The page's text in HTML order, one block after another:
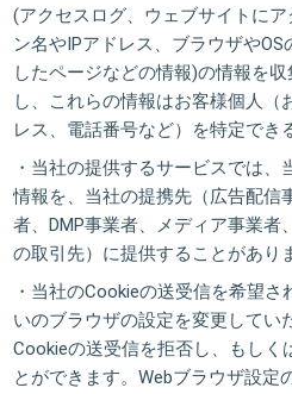
(アクセスログ、ウェブサイトに
ン名やIPアドレス、ブラウザや
したページなどの情報)の情報を
し、これらの情報はお客様個人（
レス、電話番号など）を特定でき
・当社の提供するサービスでは、
情報を、当社の提携先（広告配信
者、DMP事業者、メディア事業者
の取引先）に提供することがあり
・当社のCookieの送受信を希望
いのブラウザの設定を変更してい
Cookieの送受信を拒否し、もしく
とができます。Webブラウザ設定